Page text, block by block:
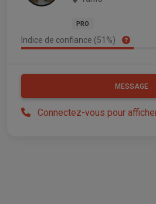
PRO
Indice de confiance (51%)
MESSAGE
Connectez-vous pour